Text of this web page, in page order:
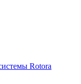
Rotora